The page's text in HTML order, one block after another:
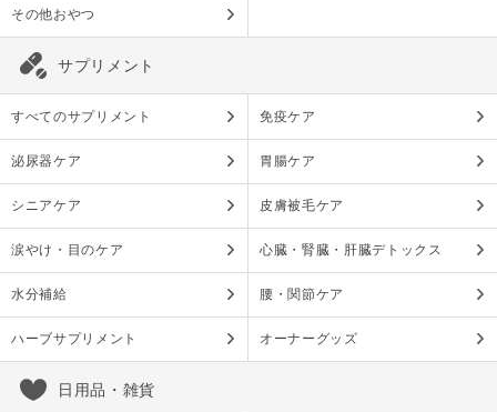
その他おやつ
サプリメント
すべてのサプリメント 免疫ケア
泌尿器ケア 胃腸ケア
シニアケア 皮膚被毛ケア
涙やけ・目のケア 心臓・腎臓・肝臓デトックス
水分補給 腰・関節ケア
ハーブサプリメント オーナーグッズ
日用品・雑貨